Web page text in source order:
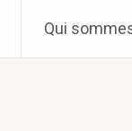
Qui